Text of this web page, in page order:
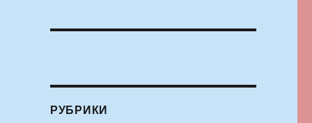
РУБРИКИ